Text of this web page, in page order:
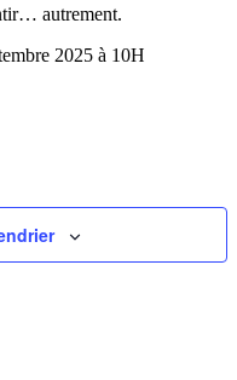
autrement.
2025 à 10H